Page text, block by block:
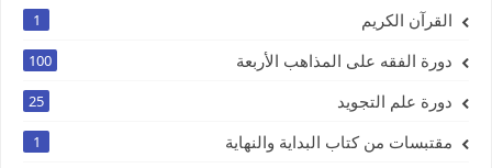
القرآن الكريم 1
دورة الفقه على المذاهب الأربعة 100
دورة علم التجويد 25
مقتبسات من كتاب البداية والنهاية 1